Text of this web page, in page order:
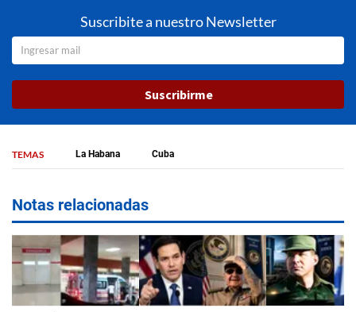
Suscribite a nuestro Newsletter
Suscribirme
TEMAS La Habana Cuba
Notas relacionadas